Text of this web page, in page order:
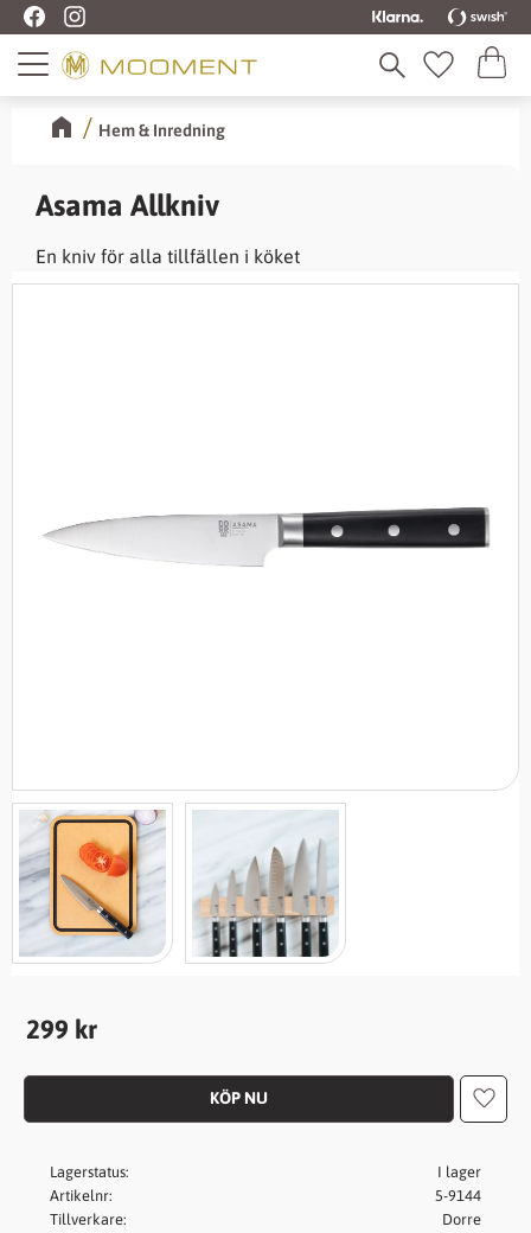
Meny Favoriter
Hem & Inredning
Asama Allkniv
En kniv för alla tillfällen i köket
299 kr
Lägg
Lagerstatus
I lager
Artikelnr
5-9144
Tillverkare
Dorre